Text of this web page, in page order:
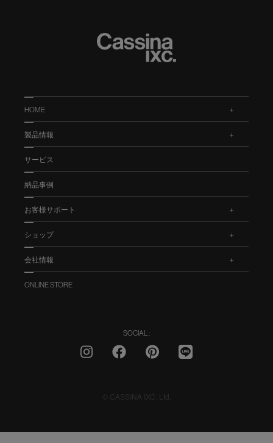
HOME
製品情報
サービス
納品事例
お客様サポート
ショップ
会社情報
ONLINE STORE
SOCIAL :
© CASSINA IXC. Ltd.